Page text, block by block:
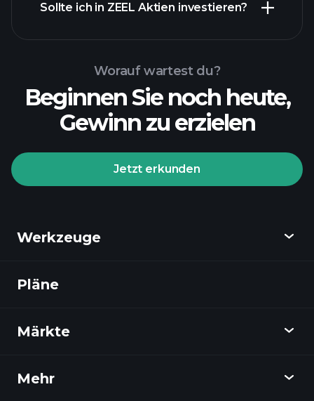
Sollte ich in ZEEL Aktien investieren?
Worauf wartest du?
Beginnen Sie noch heute,
Gewinn zu erzielen
Jetzt erkunden
Werkzeuge
Entdecken
Nachrichten
Pläne
Märkte
Übersicht
Mehr